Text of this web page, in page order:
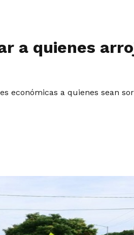
a quienes
económicas a quienes sean